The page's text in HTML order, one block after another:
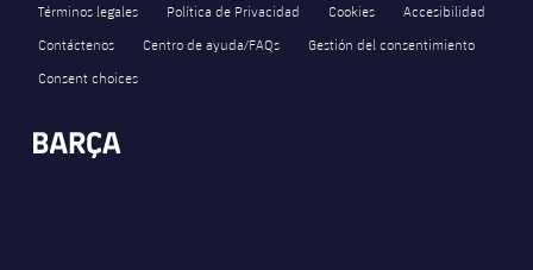
Términos legales Política de Privacidad Cookies
Accesibilidad
Contáctenos
Centro de ayuda/FAQs
Gestión del consentimiento
Consent choices